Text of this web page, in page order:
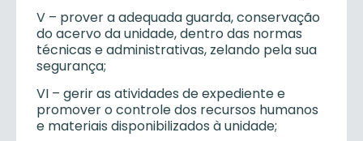
V – prover a adequada guarda, conservação
do acervo da unidade, dentro das normas
técnicas e administrativas, zelando pela sua
segurança;
VI – gerir as atividades de expediente e
promover o controle dos recursos humanos
e materiais disponibilizados à unidade;